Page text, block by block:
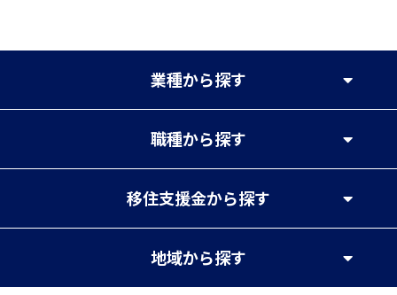
業種から探す
職種から探す
移住支援金から探す
地域から探す